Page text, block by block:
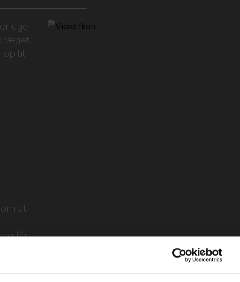
uge
op til
at
får